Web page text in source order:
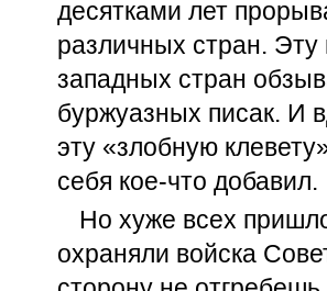
десятками лет
различных стран.
западных стран
буржуазных писак. И
эту «злобную
себя кое-что добавил.
Но хуже всех
охраняли войска